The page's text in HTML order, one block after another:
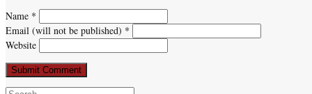
Name *
Email (will not be published) *
Website